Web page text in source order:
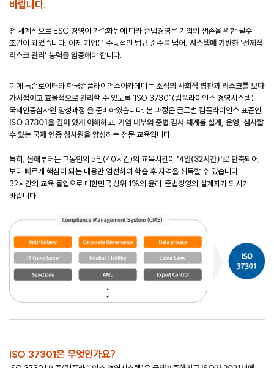
바랍니다.
전 세계적으로 ESG 경영이 가속화됨에 따라 준법경영은 기업의 생존을 위한 필수
조건이 되었습니다. 이제 기업은 수동적인 법규 준수를 넘어, 시스템에 기반한 '선제적
리스크 관리' 능력을 입증해야 합니다.
이에 톰슨로이터와 한국컴플라이언스아카데미는조직의 사회적 평판과 리스크를 보다
가시적이고 효율적으로 관리할 수 있도록 ‘ISO 37301(컴플라이언스 경영시스템)
국제인증심사원 양성과정’을 준비하였습니다. 본 과정은 글로벌 컴플라이언스 표준인
ISO 37301을 깊이 있게 이해하고, 기업 내부의 준법 감시 체계를 설계, 운영, 심사할
수 있는 국제 인증 심사원을 양성하는 전문 교육입니다.
특히, 올해부터는 그동안의 5일(40시간)의 교육시간이 '4일(32시간)'로 단축되어,
보다 빠르게 핵심이 되는 내용만 엄선하여 학습 후 자격을 취득할 수 있습니다.
32시간의 교육 몰입으로 대한민국 상위 1%의 윤리·준법경영의 설계자가 되시기
바랍니다.
ISO 37301은 무엇인가요?